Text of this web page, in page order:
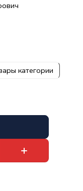
категории